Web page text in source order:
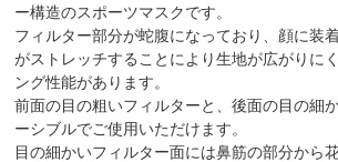
ー構造のスポーツマスクです。
フィルター部分が蛇腹になっており、顔に装
がストレッチすることにより生地が広がりに
ング性能があります。
前面の目の粗いフィルターと、後面の目の細
ーシブルでご使用いただけます。
目の細かいフィルター面には鼻筋の部分から